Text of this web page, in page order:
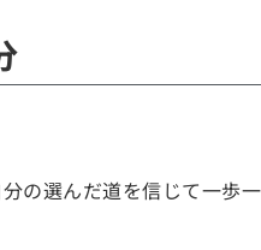
の選んだ道を信じて一歩一